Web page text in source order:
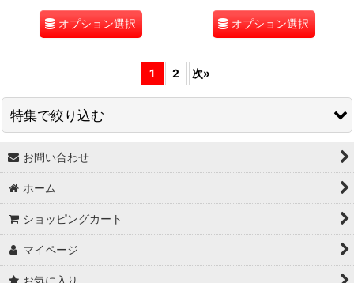
オプション選択 オプション選択
1 2 次»
特集で絞り込む
↓ 特集 ↓
★最大６０％OFF SALE★
★BODYコレクション！
お問い合わせ
ホーム
ショッピングカート
マイページ
お気に入り